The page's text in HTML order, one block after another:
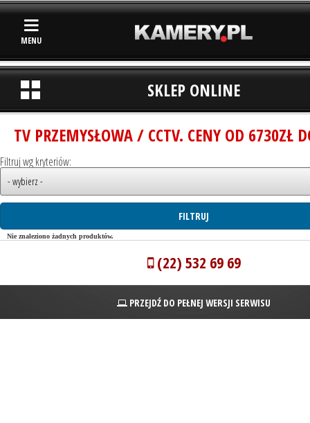
MENU
SKLEP ONLINE
TV PRZEMYSŁOWA / CCTV. CENY OD 6730ZŁ
Filtruj wg kryteriów:
Nie znaleziono żadnych produktów.
(22) 532 69 69
PRZEJDŹ DO PEŁNEJ WERSJI SERWISU